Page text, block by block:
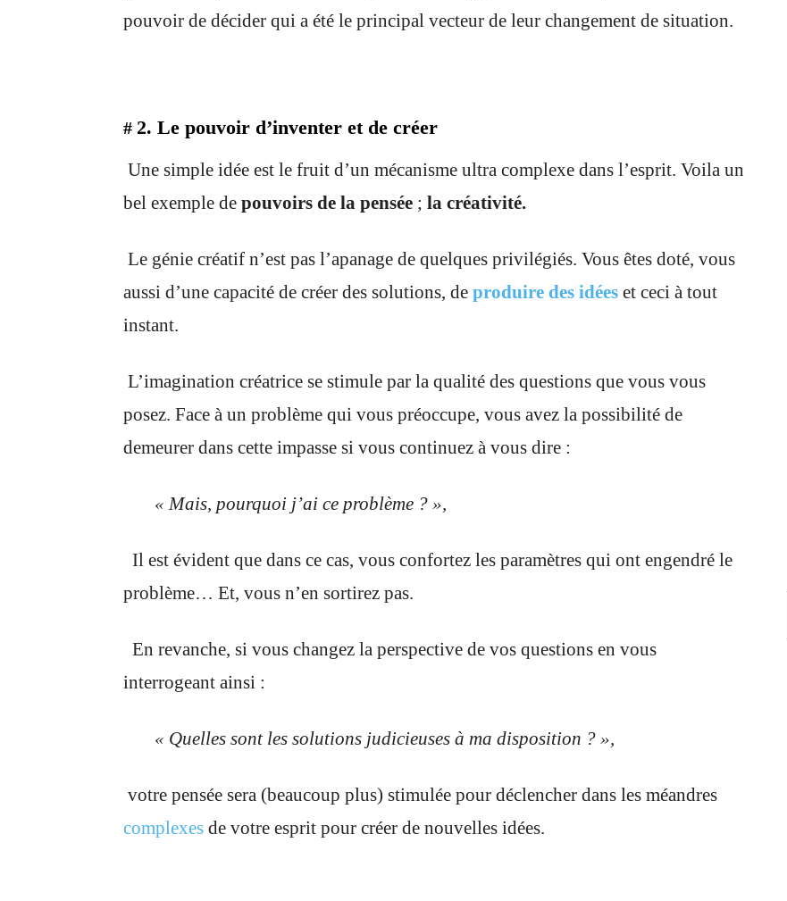
pouvoir de décider qui a été le principal vecteur de leur changement de situation.
# 2. Le pouvoir d’inventer et de créer
Une simple idée est le fruit d’un mécanisme ultra complexe dans l’esprit. Voila un
bel exemple de pouvoirs de la pensée ; la créativité.
Le génie créatif n’est pas l’apanage de quelques privilégiés. Vous êtes doté, vous
aussi d’une capacité de créer des solutions, de produire des idées et ceci à tout
instant.
L’imagination créatrice se stimule par la qualité des questions que vous vous
posez. Face à un problème qui vous préoccupe, vous avez la possibilité de
demeurer dans cette impasse si vous continuez à vous dire :
« Mais, pourquoi j’ai ce problème ? »,
Il est évident que dans ce cas, vous confortez les paramètres qui ont engendré le
problème… Et, vous n’en sortirez pas.
En revanche, si vous changez la perspective de vos questions en vous
interrogeant ainsi :
« Quelles sont les solutions judicieuses à ma disposition ? »,
votre pensée sera (beaucoup plus) stimulée pour déclencher dans les méandres
complexes de votre esprit pour créer de nouvelles idées.